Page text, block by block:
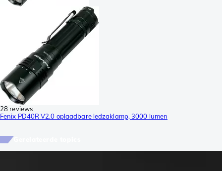
28 reviews
Fenix PD40R V2.0 oplaadbare ledzaklamp, 3000 lumen